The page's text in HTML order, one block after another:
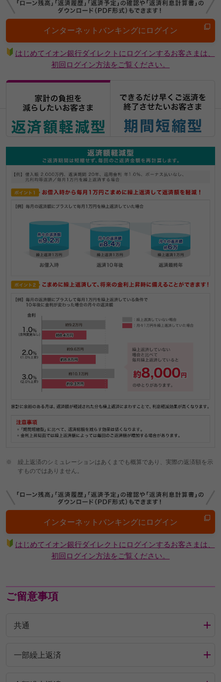
インターネットバンキングにログイン
はじめてイオン銀行ダイレクトにログインするお客さまは、
初回ログイン方法をご覧ください。
※
繰上返済のシミュレーションはあくまでも概算であり、実際の返済額を示
すものではありません。
インターネットバンキングにログイン
はじめてイオン銀行ダイレクトにログインするお客さまは、
初回ログイン方法をご覧ください。
ご留意事項
共通
一部繰上返済